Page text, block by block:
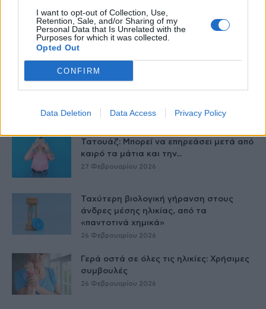
I want to opt-out of Collection, Use,
Retention, Sale, and/or Sharing of my
Personal Data that Is Unrelated with the
Purposes for which it was collected.
Opted Out
CONFIRM
Data Deletion Data Access Privacy Policy
Δείτε Ακόμη
27 Φεβρουαρίου 2026
Τατουάζ: Μπορεί να επηρεάσει μετά από
καιρό τα μάτια και την...
27 Φεβρουαρίου 2026
Ταχύτερη βιολογική γήρανση στους
άνδρες μέσης ηλικίας, από τα
«παντοτινά χημικά»
26 Φεβρουαρίου 2026
Γερά οστά σε όλες τις ηλικίες: Χρήσιμες
συμβουλές
26 Φεβρουαρίου 2026